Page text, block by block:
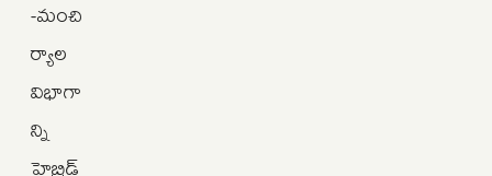
-మంచి
ర్యాల
విభాగా
న్ని
హైబ్రిడ్